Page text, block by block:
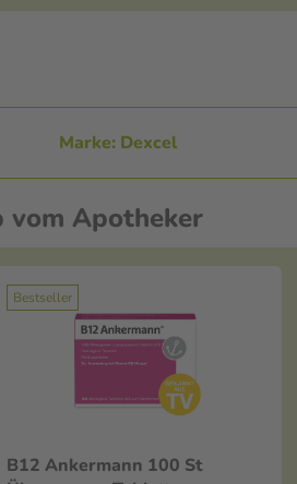
Marke: Dexcel
vom Apotheker
Bestseller
B12 Ankermann 100 St